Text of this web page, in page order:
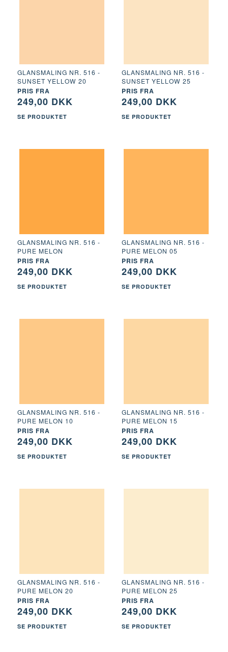
GLANSMALING NR. 516 -
SUNSET YELLOW 20
PRIS FRA
249,00 DKK
SE PRODUKTET
GLANSMALING NR. 516 -
SUNSET YELLOW 25
PRIS FRA
249,00 DKK
SE PRODUKTET
GLANSMALING NR. 516 -
PURE MELON
PRIS FRA
249,00 DKK
SE PRODUKTET
GLANSMALING NR. 516 -
PURE MELON 05
PRIS FRA
249,00 DKK
SE PRODUKTET
GLANSMALING NR. 516 -
PURE MELON 10
PRIS FRA
249,00 DKK
SE PRODUKTET
GLANSMALING NR. 516 -
PURE MELON 15
PRIS FRA
249,00 DKK
SE PRODUKTET
GLANSMALING NR. 516 -
PURE MELON 20
PRIS FRA
249,00 DKK
SE PRODUKTET
GLANSMALING NR. 516 -
PURE MELON 25
PRIS FRA
249,00 DKK
SE PRODUKTET